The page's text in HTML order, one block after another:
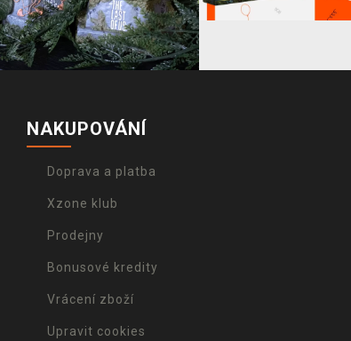
NAKUPOVÁNÍ
Doprava a platba
Xzone klub
Prodejny
Bonusové kredity
Vrácení zboží
Upravit cookies